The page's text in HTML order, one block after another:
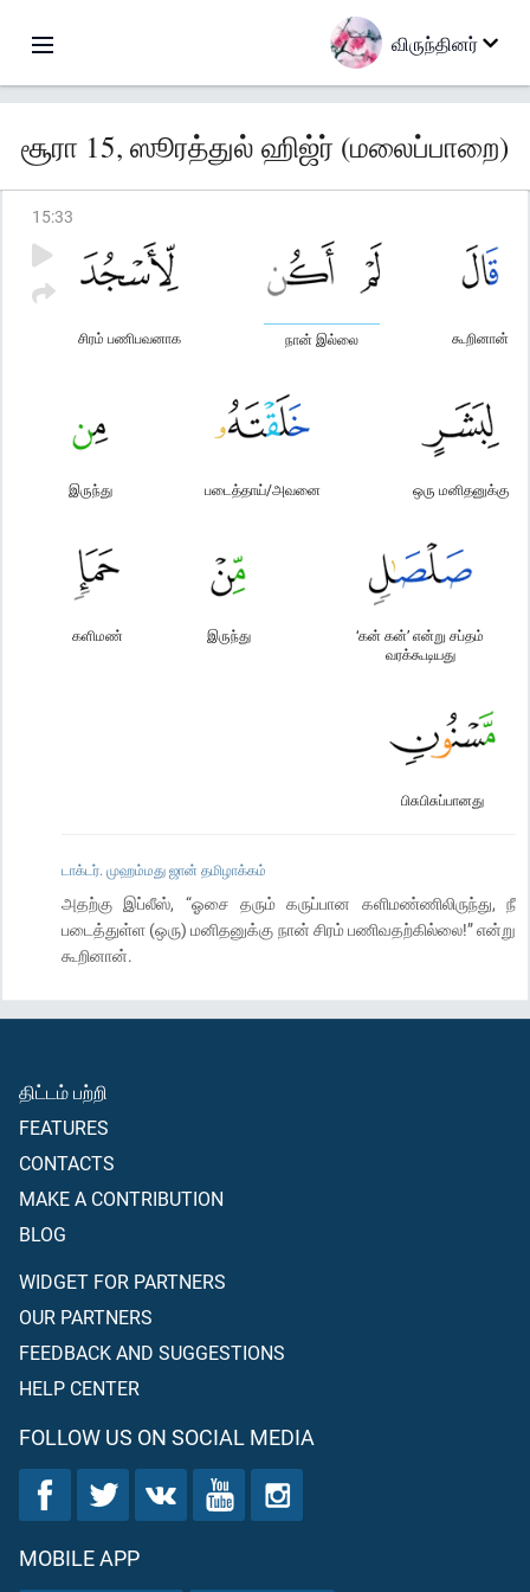
விருந்தினர்
சூரா 15, ஸூரத்துல் ஹிஜ்ர் (மலைப்பாறை)
15:33
கூறினான்
நான் இல்லை
சிரம் பணிபவனாக
ஒரு மனிதனுக்கு
படைத்தாய்/அவனை
இருந்து
‘கன் கன்’ என்று சப்தம்
வரக்கூடியது
இருந்து
களிமண்
பிசுபிசுப்பானது
டாக்டர். முஹம்மது ஜான் தமிழாக்கம்
அதற்கு இப்லீஸ், “ஓசை தரும் கருப்பான களிமண்ணிலிருந்து, நீ
படைத்துள்ள (ஒரு) மனிதனுக்கு நான் சிரம் பணிவதற்கில்லை!” என்று
கூறினான்.
திட்டம் பற்றி
FEATURES
CONTACTS
MAKE A CONTRIBUTION
BLOG
WIDGET FOR PARTNERS
OUR PARTNERS
FEEDBACK AND SUGGESTIONS
HELP CENTER
FOLLOW US ON SOCIAL MEDIA
MOBILE APP